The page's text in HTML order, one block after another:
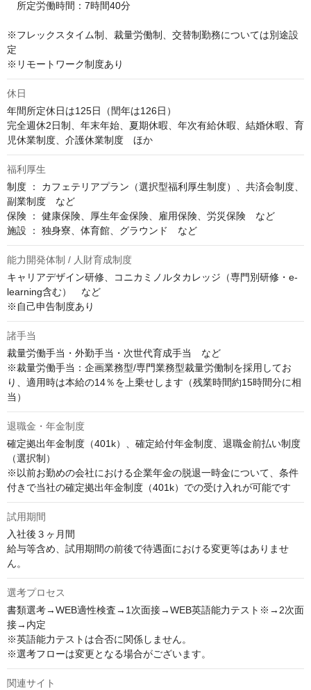
所定労働時間：7時間40分
※フレックスタイム制、裁量労働制、交替制勤務については別途設
定
※リモートワーク制度あり
休日
年間所定休日は125日（閏年は126日）
完全週休2日制、年末年始、夏期休暇、年次有給休暇、結婚休暇、育
児休業制度、介護休業制度　ほか
福利厚生
制度 ： カフェテリアプラン（選択型福利厚生制度）、共済会制度、
副業制度　など
保険 ： 健康保険、厚生年金保険、雇用保険、労災保険　など
施設 ： 独身寮、体育館、グラウンド　など
能力開発体制 / 人財育成制度
キャリアデザイン研修、コニカミノルタカレッジ（専門別研修・e-
learning含む）　など
※自己申告制度あり
諸手当
裁量労働手当・外勤手当・次世代育成手当　など
※裁量労働手当：企画業務型/専門業務型裁量労働制を採用してお
り、適用時は本給の14％を上乗せします（残業時間約15時間分に相
当）
退職金・年金制度
確定拠出年金制度（401k）、確定給付年金制度、退職金前払い制度
（選択制）
※以前お勤めの会社における企業年金の脱退一時金について、条件
付きで当社の確定拠出年金制度（401k）での受け入れが可能です
試用期間
入社後３ヶ月間
給与等含め、試用期間の前後で待遇面における変更等はありませ
ん。
選考プロセス
書類選考→WEB適性検査→1次面接→WEB英語能力テスト※→2次面
接→内定
※英語能力テストは合否に関係しません。
※選考フローは変更となる場合がございます。
関連サイト